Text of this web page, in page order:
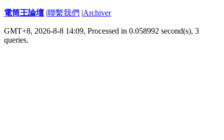
電筒王論壇 |聯繫我們 |Archiver
GMT+8, 2026-8-8 14:09, Processed in 0.058992 second(s), 3
queries.